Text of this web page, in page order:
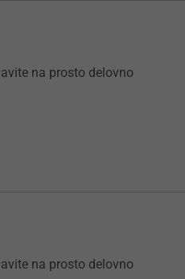
na prosto delovno
na prosto delovno